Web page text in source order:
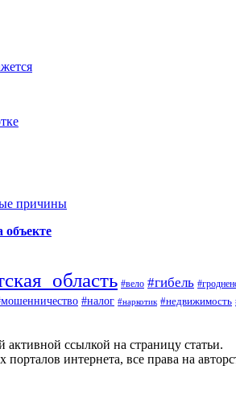
причины
объекте
#вело #гибель
#налог #наркотик #недвижимость
активной ссылкой на страницу статьи.
интернета, все права на